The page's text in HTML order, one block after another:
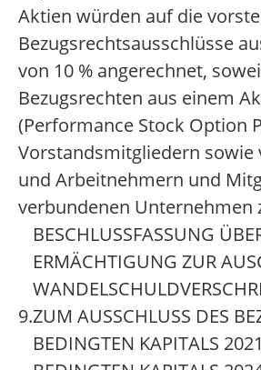
9.
BESCHLUSSFASSUNG
ERMÄCHTIGUNG ZUR
ZUM AUSSCHLUSS DES
BEDINGTEN KAPITALS